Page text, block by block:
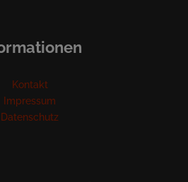
Kontakt
Impressum
Datenschutz